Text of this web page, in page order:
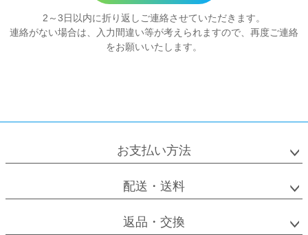
ため。
その他当社サービスを提供するた
め。
理体制の整備、従業員の教育、並びに個人
情報への不正アクセスや個人情報の紛失、
破壊、改ざん及び漏洩防止に関する適切な
措置を行い、またその見直しを継続して図
2～3日以内に折り返しご連絡させていただきます。
連絡がない場合は、入力間違い等が考えられますので、再度ご連絡
をお願いいたします。
お支払い方法
配送・送料
返品・交換